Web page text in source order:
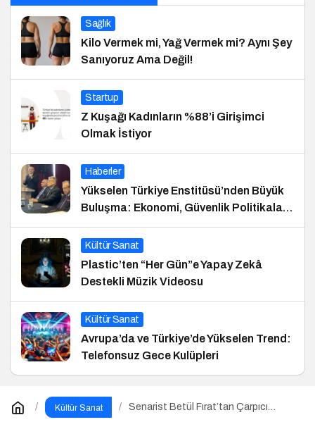
Sağlık
Kilo Vermek mi, Yağ Vermek mi? Aynı Şey
Sanıyoruz Ama Değil!
Startup
Z Kuşağı Kadınların %88’i Girişimci
Olmak İstiyor
Haberler
Yükselen Türkiye Enstitüsü’nden Büyük
Buluşma: Ekonomi, Güvenlik Politikaları
ve Hukuk Konferansı
Kültür Sanat
Plastic’ten “Her Gün”e Yapay Zekâ
Destekli Müzik Videosu
Kültür Sanat
Avrupa’da ve Türkiye’de Yükselen Trend:
Telefonsuz Gece Kulüpleri
Kültür Sanat
Senarist Betül Fırat’tan Çarpıcı